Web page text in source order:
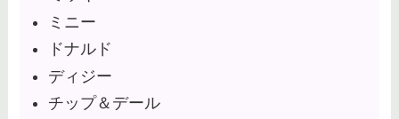
ミニー
ドナルド
ディジー
チップ＆デール